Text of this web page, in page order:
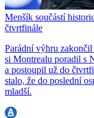
Menšík součástí
čtvrtfinále
Parádní výhru
si Montrealu poradil s
a postoupil už do
stalo, že do poslední
mladší.